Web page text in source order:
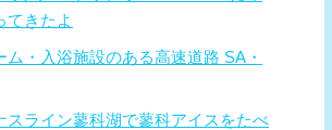
てきたよ
ム・入浴施設のある高速道路 SA・
スライン蓼科湖で蓼科アイスをたべ